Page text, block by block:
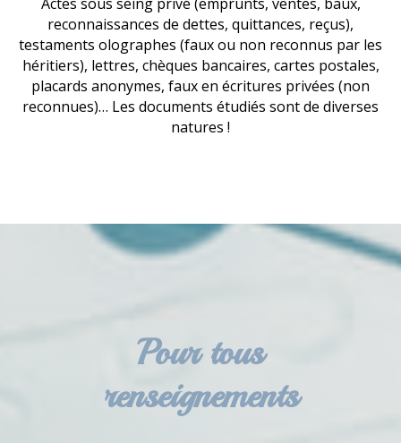
reconnaissances de dettes, quittances, reçus),
testaments olographes (faux ou non reconnus par les
héritiers), lettres, chèques bancaires, cartes postales,
placards anonymes, faux en écritures privées (non
reconnues)… Les documents étudiés sont de diverses
natures !
Pour tous
renseignements